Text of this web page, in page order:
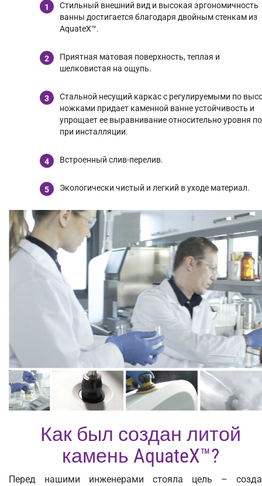
Стильный внешний вид и высокая эргономичность
ванны достигается благодаря двойным стенкам из
AquateX™.
Приятная матовая поверхность, теплая и
шелковистая на ощупь.
Стальной несущий каркас с регулируемыми по
ножками придает каменной ванне устойчивость и
упрощает ее выравнивание относительно уровня
при инсталляции.
Встроенный слив-перелив.
Экологически чистый и легкий в уходе материал.
Как был создан литой
камень AquateX™?
Перед нашими инженерами стояла цель –